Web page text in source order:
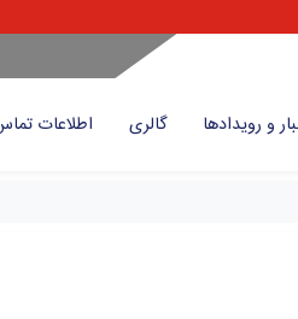
و رویداد‌ها گالری اطلاعات